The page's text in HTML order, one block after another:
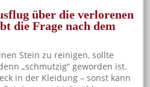
über die verlorenen
die Frage nach dem
Stein zu reinigen, sollte
„schmutzig“ geworden ist.
in der Kleidung – sonst kann